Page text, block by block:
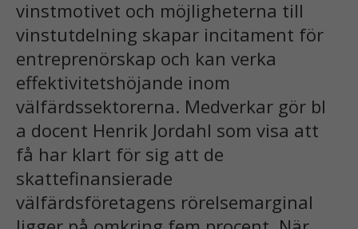
vinstmotivet och möjligheterna till
vinstutdelning skapar incitament för
entreprenörskap och kan verka
effektivitetshöjande inom
välfärdssektorerna. Medverkar gör bl
a docent Henrik Jordahl som visa att
få har klart för sig att de
skattefinansierade
välfärdsföretagens rörelsemarginal